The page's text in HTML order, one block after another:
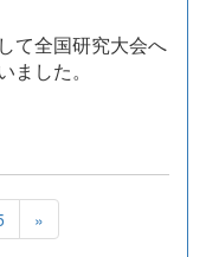
て全国研究大会へ
した。
»